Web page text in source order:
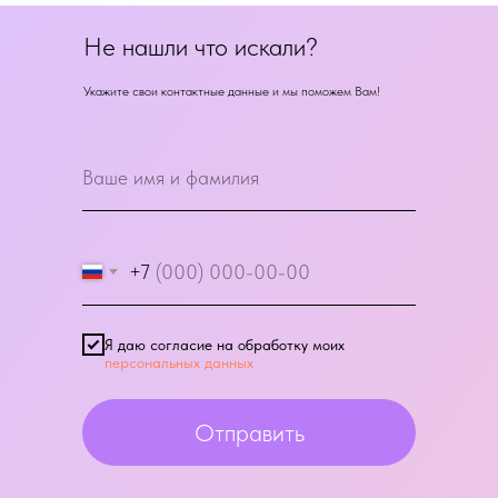
+7
Я даю согласие на обработку моих
персональных данных
Отправить
Не нашли что искали?
Укажите свои контактные данные и мы поможем Вам!